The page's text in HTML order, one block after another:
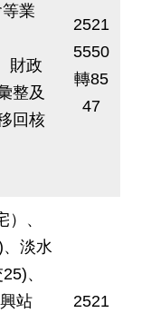
業
財政
整及
回核
2521
5550
轉85
47
、
淡水
、
站
2521